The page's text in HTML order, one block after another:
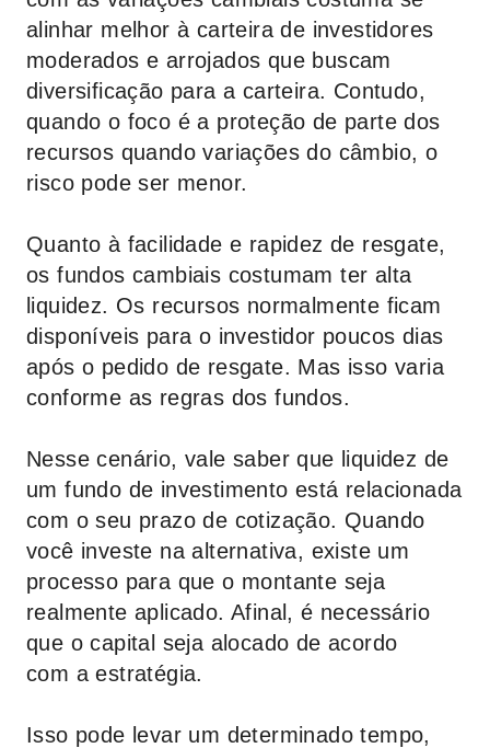
alinhar melhor à carteira de investidores
moderados e arrojados que buscam
diversificação para a carteira. Contudo,
quando o foco é a proteção de parte dos
recursos quando variações do câmbio, o
risco pode ser menor.
Quanto à facilidade e rapidez de resgate,
os fundos cambiais costumam ter alta
liquidez. Os recursos normalmente ficam
disponíveis para o investidor poucos dias
após o pedido de resgate. Mas isso varia
conforme as regras dos fundos.
Nesse cenário, vale saber que liquidez de
um fundo de investimento está relacionada
com o seu prazo de cotização. Quando
você investe na alternativa, existe um
processo para que o montante seja
realmente aplicado. Afinal, é necessário
que o capital seja alocado de acordo
com a estratégia.
Isso pode levar um determinado tempo,